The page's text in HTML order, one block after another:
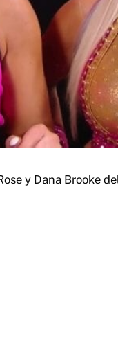
y Dana Brooke